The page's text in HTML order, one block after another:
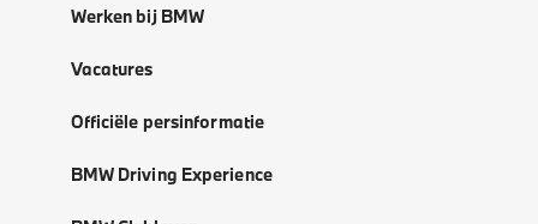
Werken bij BMW
Vacatures
Officiële persinformatie
BMW Driving Experience